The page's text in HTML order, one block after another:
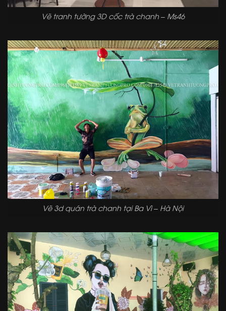
Vẽ tranh tường 3D cốc trà chanh – Ms46
Vẽ 3d quán trà chanh tại Ba Vì – Hà Nội